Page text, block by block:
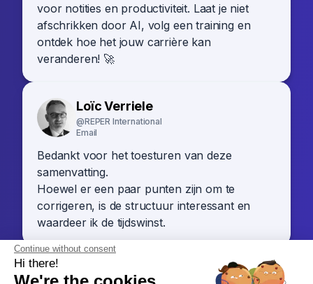
Continue without consent
Hi there!
voor notities en productiviteit. Laat je niet
afschrikken door AI, volg een training en
ontdek hoe het jouw carrière kan
veranderen! 🚀
Loïc Verriele
@REPER International
Email
Bedankt voor het toesturen van deze
samenvatting.
Hoewel er een paar punten zijn om te
corrigeren, is de structuur interessant en
waardeer ik de tijdswinst.